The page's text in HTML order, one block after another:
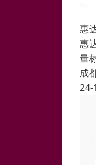
惠
惠
量
成
24-